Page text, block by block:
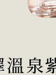
溫泉